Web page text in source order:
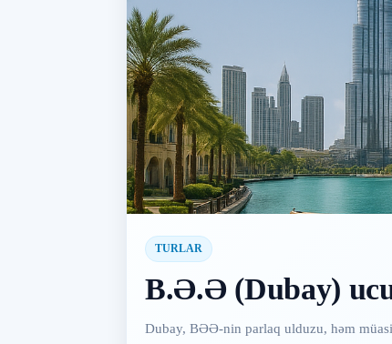
TURLAR
B.Ə.Ə (Dubay)
Dubay, BƏƏ-nin parlaq ulduzu, həm